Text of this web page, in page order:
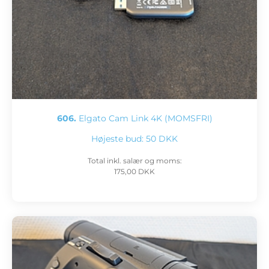
606. Elgato Cam Link 4K (MOMSFRI)
Højeste bud: 50 DKK
Total inkl. salær og moms:
175,00 DKK